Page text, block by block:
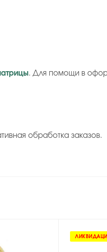
. Для помощи в
обработка заказов.